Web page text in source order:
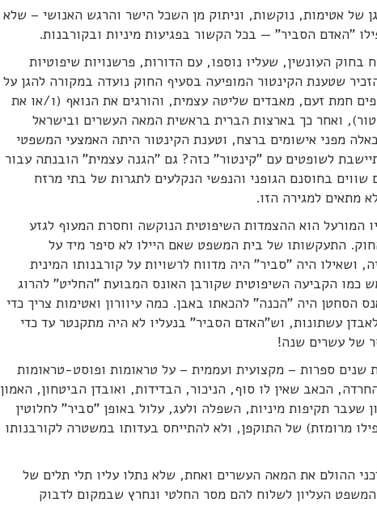
אטימות, נוקשות, וניתוק מן השכל הישר והרגש האנושי – שלא
"האדם הסביר" — בכל הקשור בפגיעות מיניות ובקורבנות.
העונשין, שעליו נוספו, עם הדורות, פרשנויות שיפוטיות
שטענת הקינטור המופיעה בסעיף החוק נועדה במקורה להגן על
חמת זעם, מאבדים שליטה עצמית, והורגים את הנואף (ו/או את
(שם נולדה טענת הקינטור), ואחר כך בארצות הברית בראשית המאה העשרים ובישראל
סבירים" כאלה מפני אישומים ברצח, וטענת הקינטור היתה האמצעי המשפטי
לשופטים עם "קינטור" כזה? גם "הגנה עצמית" הובנתה עבור
בחוסנם הגופני והנפשי הנקלעים לתגרות של בתי מרזח
מתאים למגירה הזו.
הוא ההצמדות השיפוטית הנוקשה וחסרת המעוף לגזע
התעקשותו של בית המשפט שאם היילו לא סיפר מיד על
ושאילו היה "סביר" היה מדווח לרשויות על קורבנותו המינית
הקביעה השיפוטית שקורבן האונס המבועת "החליט" להרוג
היה "הכנה" להכאתו באבן. כמה עיוורון ואטימות צריך כדי
עשתונות, וש"האדם הסביר" בנעליו לא היה מתקנטר עד כדי
של עשרים שנה!
ספרות – מקצועית ועממית – על טראומות ופוסט-טראומות
הכאב שאין לו סוף, הניכור, הבדידות, ואובדן הביטחון, האמון
שעבר תקיפות מיניות, השפלה ולעג, עלול באופן "סביר" לחלוטין
מרומזת) של התוקפן, ולא להתייחס בעדותו במשטרה לקורבנותו
ההולם את המאה העשרים ואחת, שלא נתלו עליו תלי תלים של
העליון לשלוח להם מסר החלטי ונחרץ שבמקום לדבוק